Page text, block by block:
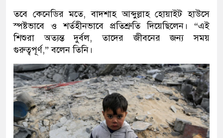
তবে কেনেডির মতে, বাদশাহ আব্দুল্লাহ হোয়াইট হাউসে
স্পষ্টভাবে ও শর্তহীনভাবে প্রতিশ্রুতি দিয়েছিলেন। “এই
শিশুরা অত্যন্ত দুর্বল, তাদের জীবনের জন্য সময়
গুরুত্বপূর্ণ,” বলেন তিনি।